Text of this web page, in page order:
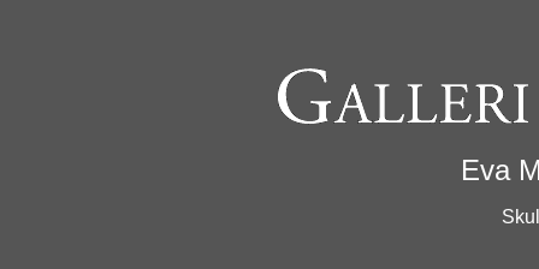
Eva